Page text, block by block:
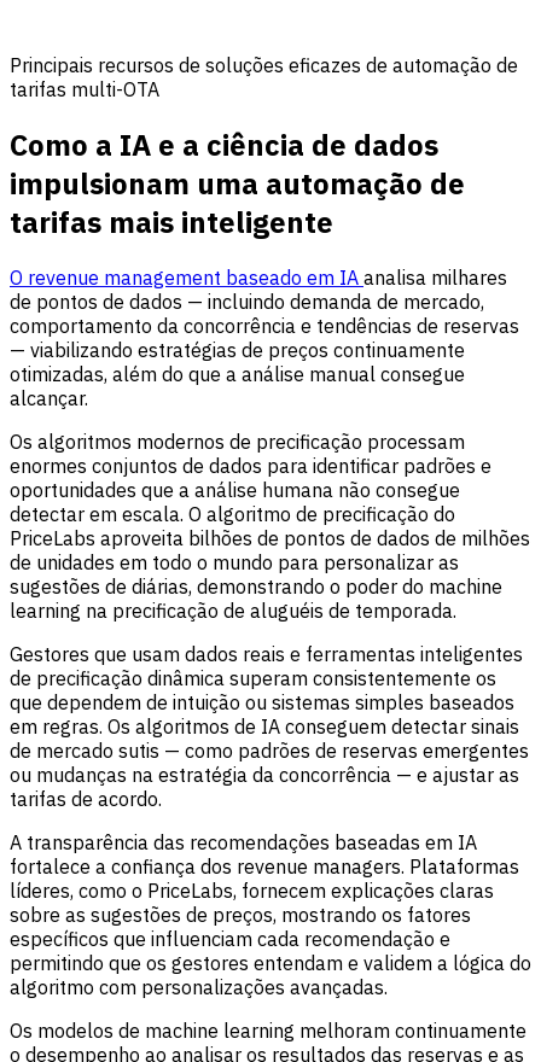
Principais recursos de soluções eficazes de automação de
tarifas multi-OTA
Como a IA e a ciência de dados
impulsionam uma automação de
tarifas mais inteligente
O revenue management baseado em IA analisa milhares
de pontos de dados — incluindo demanda de mercado,
comportamento da concorrência e tendências de reservas
— viabilizando estratégias de preços continuamente
otimizadas, além do que a análise manual consegue
alcançar.
Os algoritmos modernos de precificação processam
enormes conjuntos de dados para identificar padrões e
oportunidades que a análise humana não consegue
detectar em escala. O algoritmo de precificação do
PriceLabs aproveita bilhões de pontos de dados de milhões
de unidades em todo o mundo para personalizar as
sugestões de diárias, demonstrando o poder do machine
learning na precificação de aluguéis de temporada.
Gestores que usam dados reais e ferramentas inteligentes
de precificação dinâmica superam consistentemente os
que dependem de intuição ou sistemas simples baseados
em regras. Os algoritmos de IA conseguem detectar sinais
de mercado sutis — como padrões de reservas emergentes
ou mudanças na estratégia da concorrência — e ajustar as
tarifas de acordo.
A transparência das recomendações baseadas em IA
fortalece a confiança dos revenue managers. Plataformas
líderes, como o PriceLabs, fornecem explicações claras
sobre as sugestões de preços, mostrando os fatores
específicos que influenciam cada recomendação e
permitindo que os gestores entendam e validem a lógica do
algoritmo com personalizações avançadas.
Os modelos de machine learning melhoram continuamente
o desempenho ao analisar os resultados das reservas e as